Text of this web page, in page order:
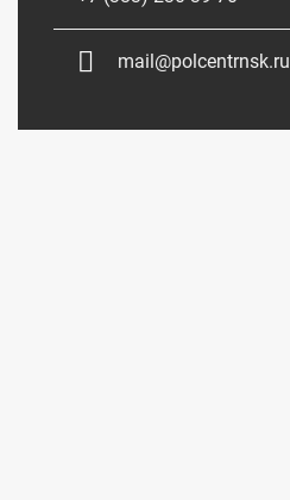
mail@polcentrnsk.ru